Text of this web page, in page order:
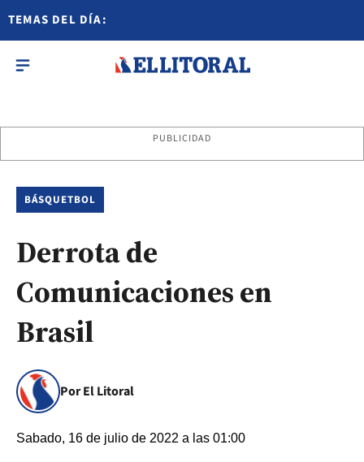
TEMAS DEL DÍA:
PUBLICIDAD
BÁSQUETBOL
Derrota de
Comunicaciones en
Brasil
Por El Litoral
Sabado, 16 de julio de 2022 a las 01:00